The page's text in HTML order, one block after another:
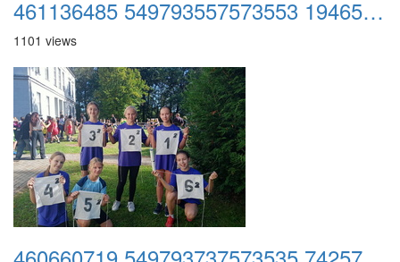
461136485 549793557573553 1946549426334149850 n
1101 views